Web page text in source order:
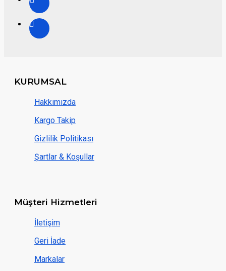
KURUMSAL
Hakkımızda
Kargo Takip
Gizlilik Politikası
Şartlar & Koşullar
Müşteri Hizmetleri
İletişim
Geri İade
Markalar